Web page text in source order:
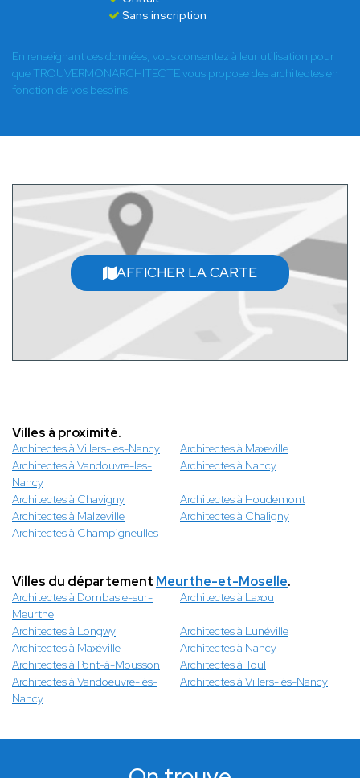
Sans inscription
En renseignant ces données, vous consentez à leur utilisation pour
que TROUVERMONARCHITECTE vous propose des architectes en
fonction de vos besoins.
AFFICHER LA CARTE
Villes à proximité.
Architectes à Villers-les-Nancy
Architectes à Maxeville
Architectes à Vandouvre-les-
Nancy
Architectes à Nancy
Architectes à Chavigny
Architectes à Houdemont
Architectes à Malzeville
Architectes à Chaligny
Architectes à Champigneulles
Villes du département Meurthe-et-Moselle.
Architectes à Dombasle-sur-
Meurthe
Architectes à Laxou
Architectes à Longwy
Architectes à Lunéville
Architectes à Maxéville
Architectes à Nancy
Architectes à Pont-à-Mousson
Architectes à Toul
Architectes à Vandoeuvre-lès-
Nancy
Architectes à Villers-lès-Nancy